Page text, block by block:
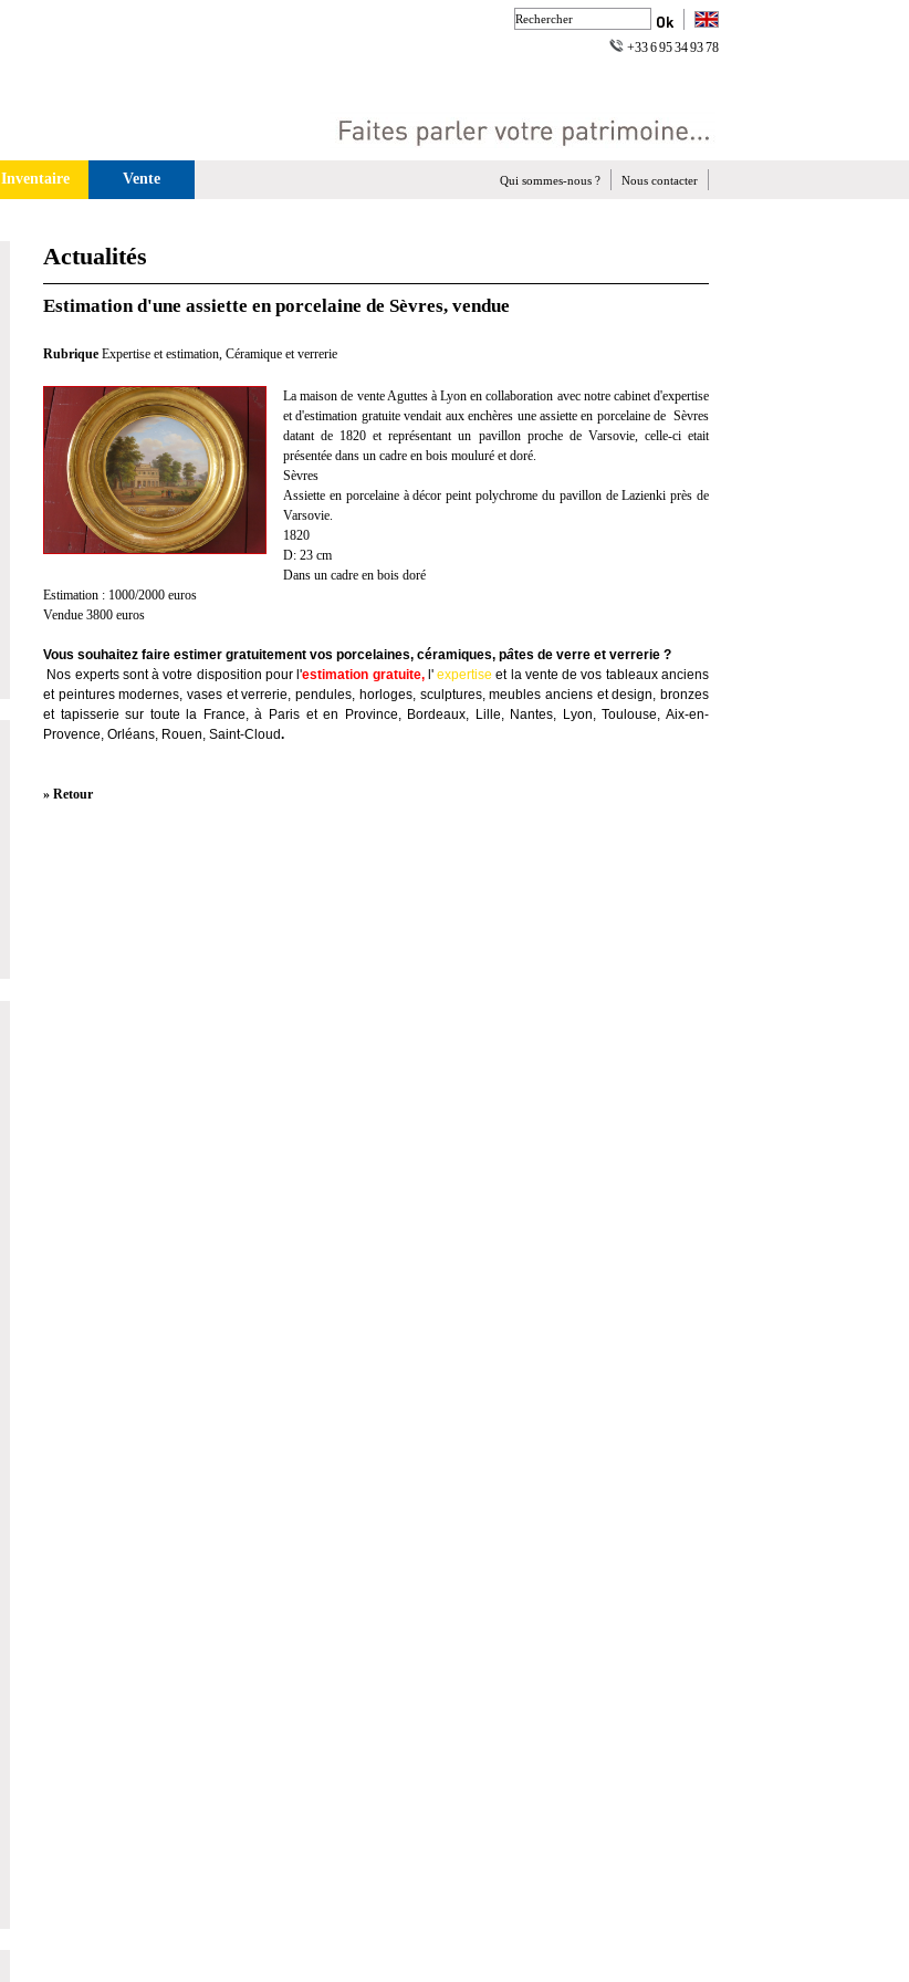
+33 6 95 34 93 78
Inventaire Vente Nous contacter
Qui sommes-nous ?
Actualités
Estimation d'une assiette en porcelaine de Sèvres, vendue
Rubrique Expertise et estimation, Céramique et verrerie
La maison de vente Aguttes à Lyon en collaboration avec notre cabinet d'expertise
et d'estimation gratuite vendait aux enchères une assiette en porcelaine de Sèvres
datant de 1820 et représentant un pavillon proche de Varsovie, celle-ci etait
présentée dans un cadre en bois mouluré et doré.
Sèvres
Assiette en porcelaine à décor peint polychrome du pavillon de Lazienki près de
Varsovie.
1820
D: 23 cm
Dans un cadre en bois doré
Estimation : 1000/2000 euros
Vendue 3800 euros
Vous souhaitez faire estimer gratuitement vos porcelaines, céramiques, pâtes de verre et verrerie ?
Nos experts sont à votre disposition pour l'estimation gratuite, l'expertise et la vente de vos tableaux anciens
et peintures modernes, vases et verrerie, pendules, horloges, sculptures, meubles anciens et design, bronzes
et tapisserie sur toute la France, à Paris et en Province, Bordeaux, Lille, Nantes, Lyon, Toulouse, Aix-en-
Provence, Orléans, Rouen, Saint-Cloud.
» Retour